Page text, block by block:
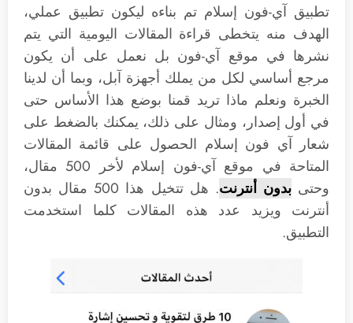
تطبيق آي-فون إسلام تم بناءه ليكون تطبيق عملي،
الهدف منه يتخطى قراءة المقالات اليومية التي يتم
نشرها في موقع آي-فون بل نعمل على أن يكون
مرجع أساسي لكل من يملك أجهزة آبل، وبما أن لدينا
الخبرة ونعلم ماذا تريد قمنا بوضع هذا الأساس حتى
في أول إصدار، ومثال على ذلك، يمكنك بالضغط على
شعار آي فون إسلام الحصول على قائمة المقالات
المتاحة في موقع آي-فون إسلام لأخر 500 مقال،
وحتىبدون أنترنت
. هل تتخيل هذا 500 مقال بدون
أنترنت ويزيد عدد هذه المقالات كلما استخدمت
التطبيق.